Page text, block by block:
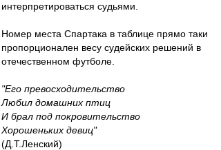
интерпретироваться судьями.
Номер места Спартака в таблице прямо таки
пропорционален весу судейских решений в
отечественном футболе.
"Его превосходительство
Любил домашних птиц
И брал под покровительство
Хорошеньких девиц"
(Д.Т.Ленский)